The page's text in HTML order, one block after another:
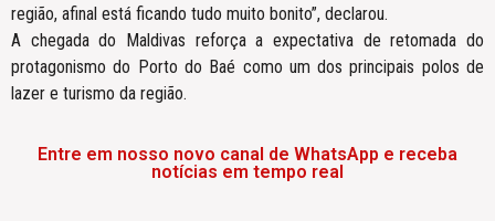
região, afinal está ficando tudo muito bonito”, declarou.
A chegada do Maldivas reforça a expectativa de retomada do
protagonismo do Porto do Baé como um dos principais polos de
lazer e turismo da região.
Entre em nosso novo canal de WhatsApp e receba
notícias em tempo real